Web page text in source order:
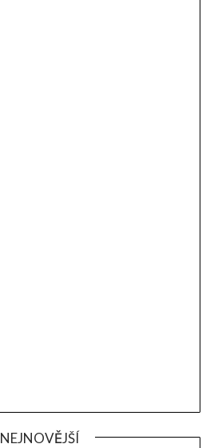
NEJNOVĚJŠÍ